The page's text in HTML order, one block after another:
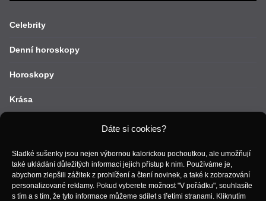
Dáte si cookies?
Sladké sušenky jsou nejen výbornou kalorickou pochoutkou, ale umožňují
také ukládání důležitých informací jejich přístup k nim. Používáme je,
abychom zlepšili zážitek z prohlížení a čtení novinek, a také k zobrazování
personalizované reklamy. Pokud vyberete možnost "V pořádku", souhlasíte
s tím a s tím, že tyto informace můžeme sdílet s třetími stranami. Kliknutím
Celebrity
Denní horoskopy
Horoskopy
Krása
Móda
Recepty
Vztahy